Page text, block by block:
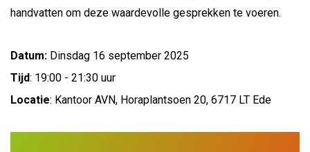
handvatten om deze waardevolle gesprekken te voeren.
Datum: Dinsdag 16 september 2025
Tijd: 19:00 - 21:30 uur
Locatie: Kantoor AVN, Horaplantsoen 20, 6717 LT Ede